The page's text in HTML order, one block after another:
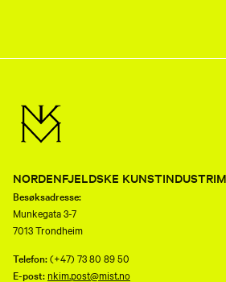
NORDENFJELDSKE
Besøksadresse:
Munkegata 3-7
7013 Trondheim
Telefon:(+47) 73 80 89 50
E-post: nkim.post@mist.no